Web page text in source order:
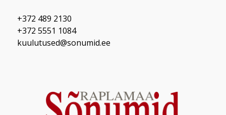
+372 489 2130
+372 5551 1084
kuulutused@sonumid.ee